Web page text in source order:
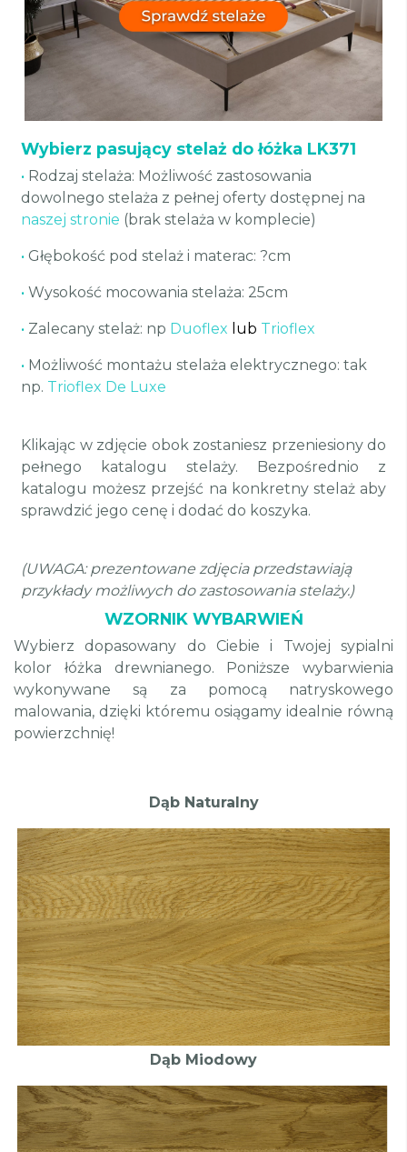
Wybierz pasujący stelaż do łóżka LK371
• Rodzaj stelaża: Możliwość zastosowania
dowolnego stelaża z pełnej oferty dostępnej na
naszej stronie (brak stelaża w komplecie)
• Głębokość pod stelaż i materac: ?cm
• Wysokość mocowania stelaża: 25cm
• Zalecany stelaż: np Duoflex lub Trioflex
• Możliwość montażu stelaża elektrycznego: tak
np. Trioflex De Luxe
Klikając w zdjęcie obok zostaniesz przeniesiony do
pełnego katalogu stelaży. Bezpośrednio z
katalogu możesz przejść na konkretny stelaż aby
sprawdzić jego cenę i dodać do koszyka.
(UWAGA: prezentowane zdjęcia przedstawiają
przykłady możliwych do zastosowania stelaży.)
WZORNIK WYBARWIEŃ
Wybierz dopasowany do Ciebie i Twojej sypialni
kolor łóżka drewnianego. Poniższe wybarwienia
wykonywane są za pomocą natryskowego
malowania, dzięki któremu osiągamy idealnie równą
powierzchnię!
Dąb Naturalny
Dąb Miodowy